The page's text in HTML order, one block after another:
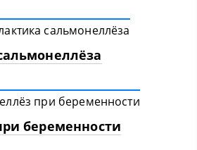
беременности